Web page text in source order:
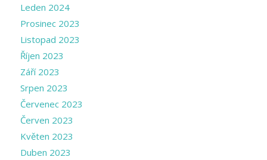
Leden 2024
Prosinec 2023
Listopad 2023
Říjen 2023
Září 2023
Srpen 2023
Červenec 2023
Červen 2023
Květen 2023
Duben 2023